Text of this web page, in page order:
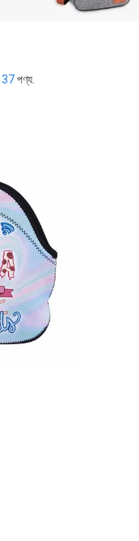
37পণ্য.